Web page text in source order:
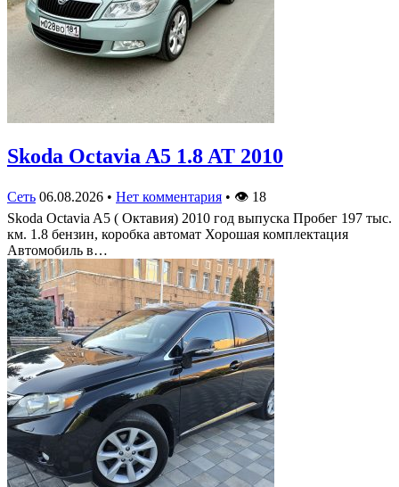
Skoda Octavia A5 1.8 AT 2010
Сеть 06.08.2026 • Нет комментария • 👁 18
Skoda Octavia A5 ( Октавия) 2010 год выпуска Пробег 197 тыс.
км. 1.8 бензин, коробка автомат Хорошая комплектация
Автомобиль в…